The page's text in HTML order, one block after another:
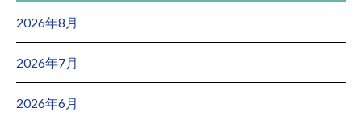
2026年8月
2026年7月
2026年6月